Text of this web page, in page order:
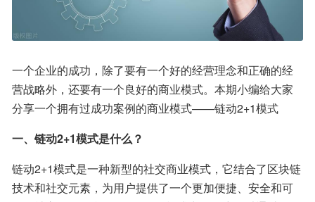
一个企业的成功，除了要有一个好的经营理念和正确的经
营战略外，还要有一个良好的商业模式。本期小编给大家
分享一个拥有过成功案例的商业模式——链动2+1模式
一、链动2+1模式是什么？
链动2+1模式是一种新型的社交商业模式，它结合了区块链
技术和社交元素，为用户提供了一个更加便捷、安全和可